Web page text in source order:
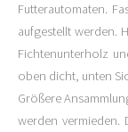
Futterautomaten.
aufgestellt werden.
Fichtenunterholz
oben dicht, unten
Größere
werden vermieden.